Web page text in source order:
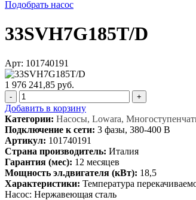
Подобрать насос
33SVH7G185T/D
Арт: 101740191
1 976 241,85 руб.
- +
Добавить в корзину
Категории: Насосы, Lowara,
Подключение к сети: 3 фазы, 380-400 В
Артикул: 101740191
Страна производитель: Италия
Гарантия (мес): 12 месяцев
Мощность эл.двигателя (кВт): 18,5
Характеристики: Температура
Насос: Нержавеющая сталь